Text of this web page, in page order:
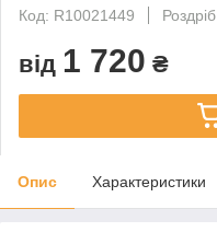
Код: R10021449
Роздріб
від 1 720 ₴
Опис Характеристики